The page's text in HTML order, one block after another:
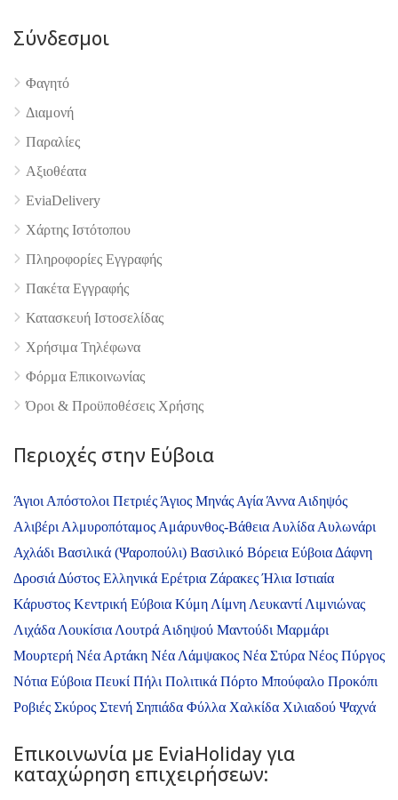
4.9
Σύνδεσμοι
Φαγητό
Διαμονή
Παραλίες
Αξιοθέατα
EviaDelivery
Χάρτης Ιστότοπου
Πληροφορίες Εγγραφής
Πακέτα Εγγραφής
Κατασκευή Ιστοσελίδας
Χρήσιμα Τηλέφωνα
Φόρμα Επικοινωνίας
Όροι & Προϋποθέσεις Xρήσης
Περιοχές στην Εύβοια
Άγιοι Απόστολοι Πετριές Άγιος Μηνάς Αγία Άννα Αιδηψός
Αλιβέρι Αλμυροπόταμος Αμάρυνθος-Βάθεια Αυλίδα Αυλωνάρι
Αχλάδι Βασιλικά (Ψαροπούλι) Βασιλικό Βόρεια Εύβοια Δάφνη
Δροσιά Δύστος Ελληνικά Ερέτρια ΖάρακεςΉλια Ιστιαία
Κάρυστος Κεντρική Εύβοια Κύμη Λίμνη Λευκαντί Λιμνιώνας
Λιχάδα Λουκίσια Λουτρά Αιδηψού Μαντούδι Μαρμάρι
Μουρτερή Νέα Αρτάκη Νέα Λάμψακος Νέα Στύρα Νέος Πύργος
Νότια Εύβοια Πευκί Πήλι Πολιτικά Πόρτο Μπούφαλο Προκόπι
Ροβιές Σκύρος Στενή Σηπιάδα Φύλλα Χαλκίδα Χιλιαδού Ψαχνά
Επικοινωνία με ΕviaHoliday για
καταχώρηση επιχειρήσεων: